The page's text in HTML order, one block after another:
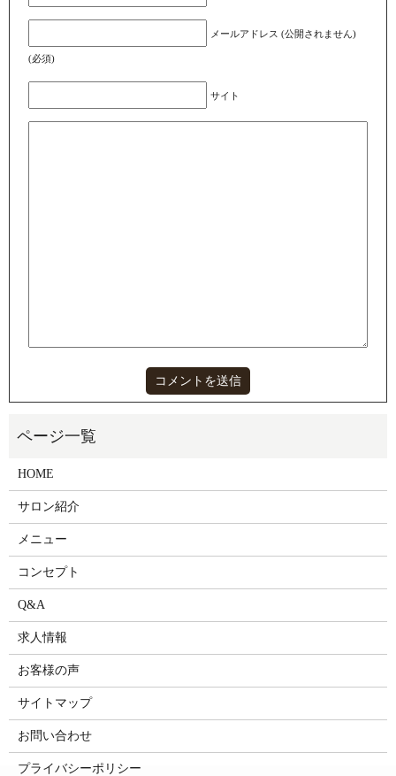
メールアドレス (公開されません)
(必須)
サイト
HOME
サロン紹介
メニュー
コンセプト
Q&A
求人情報
お客様の声
サイトマップ
お問い合わせ
プライバシーポリシー